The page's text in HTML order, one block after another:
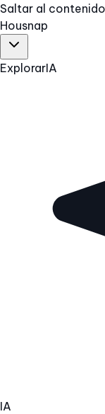
Saltar al contenido
Housnap
ExplorarIA
IA